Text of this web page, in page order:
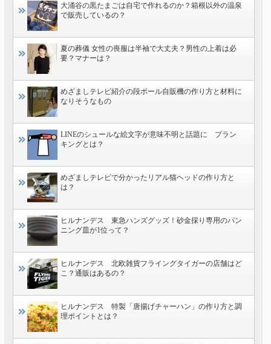
大涌谷の黒たまごは自宅で作れるのか？箱根以外の温泉
で販売しているの？
夏の葬儀 女性の喪服は半袖で大丈夫？男性の上着は必
要？マナーは？
めざましテレビ紹介の段ボール自販機の作り方と材料に
なりそうなもの
LINEのシュールな絵文字が意味不明と話題に プラン
キングとは？
めざましテレビで分かったリアル猫ヘッドの作り方と
は？
ヒルナンデス 東急ハンズグッズ！砂金採り専用のパン
ニング皿が1位って？
ヒルナンデス 北欧雑貨フライングタイガーの店舗はど
こ？通販はあるの？
ヒルナンデス 特製「唐揚げチャーハン」の作り方と調
理ポイントとは？